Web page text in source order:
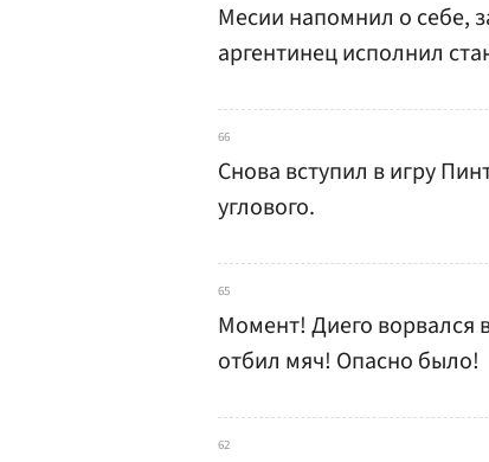
Месии напомнил о себе,
аргентинец исполнил
66
Снова вступил в игру
углового.
65
Момент! Диего ворвался
отбил мяч! Опасно было!
62